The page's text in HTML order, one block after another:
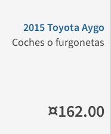
2015 Toyota Aygo
Coches o furgonetas
¤162.00